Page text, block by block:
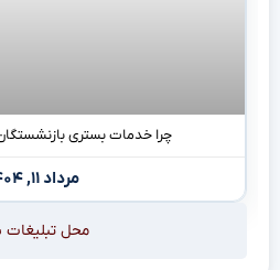
چرا خدمات بستری
مرداد ۱۱, ۱۴۰۴
محل تبلیغات